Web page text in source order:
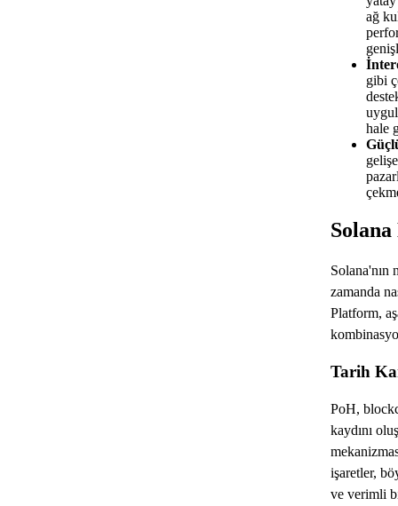
ağ
gibi
hale
Solana
Solana'nın
zamanda
Platform,
Tarih
PoH,
kaydını
işaretler,
ve verimli